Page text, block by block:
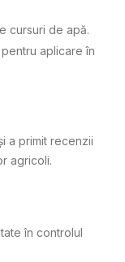
cursuri de apă.
aplicare în
a primit recenzii
agricoli.
în controlul